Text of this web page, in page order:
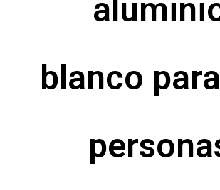
blanco